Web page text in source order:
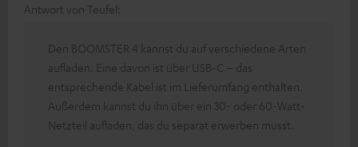
Antwort von Teufel:
Den BOOMSTER 4 kannst du auf verschiedene Arten
aufladen. Eine davon ist über USB-C – das
entsprechende Kabel ist im Lieferumfang enthalten.
Außerdem kannst du ihn über ein 30- oder 60-Watt-
Netzteil aufladen, das du separat erwerben musst.